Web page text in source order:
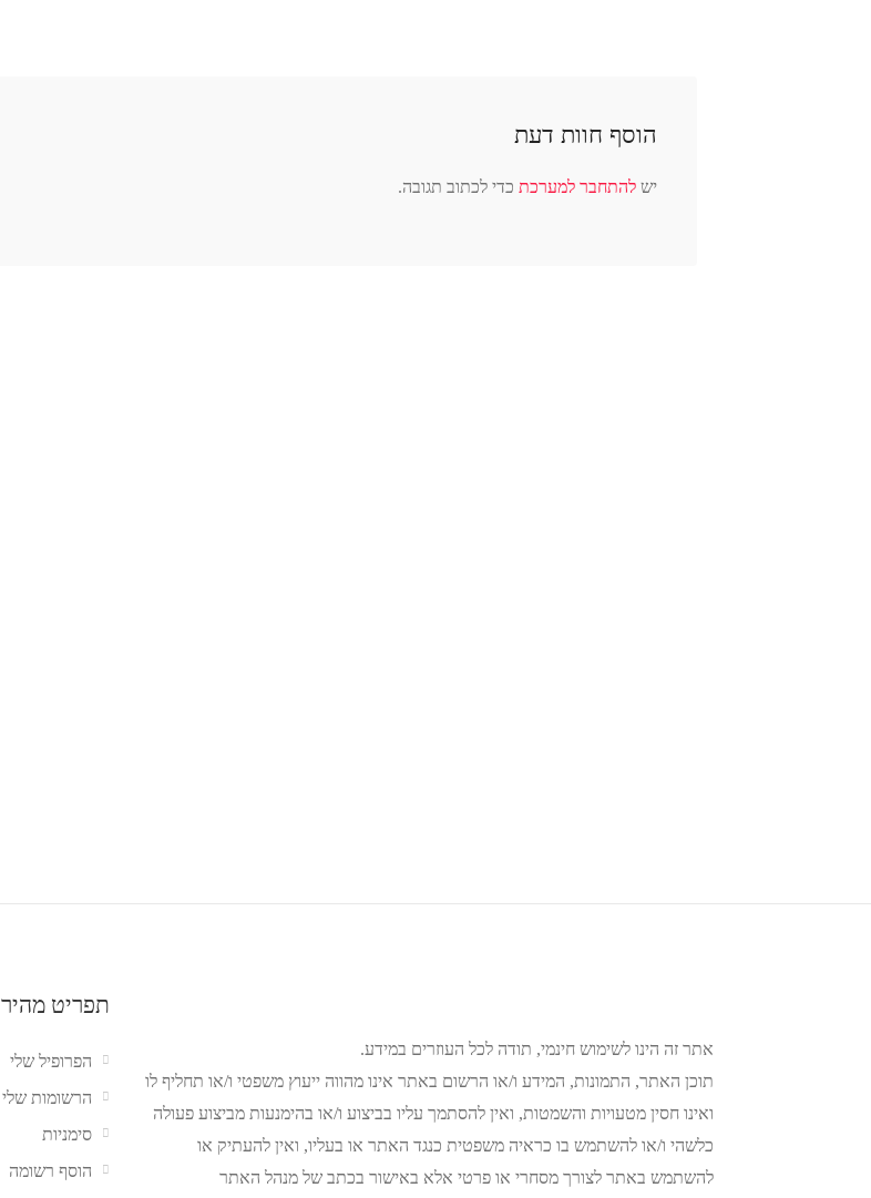
הוסף חוות דעת
יש להתחבר למערכת כדי לכתוב תגובה.
אתר זה הינו לשימוש חינמי, תודה לכל העוזרים במידע.
תוכן האתר, התמונות, המידע ו/או הרשום באתר אינו מהווה ייעוץ משפטי ו/או תחליף לו
ואינו חסין מטעויות והשמטות, ואין להסתמך עליו בביצוע ו/או בהימנעות מביצוע פעולה
כלשהי ו/או להשתמש בו כראיה משפטית כנגד האתר או בעליו, ואין להעתיק או
להשתמש באתר לצורך מסחרי או פרטי אלא באישור בכתב של מנהל האתר
תפריט מהיר
הפרופיל שלי
הרשומות שלי
סימניות
הוסף רשומה